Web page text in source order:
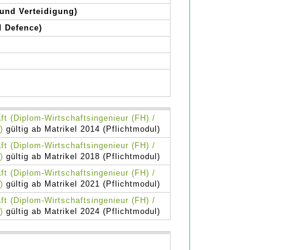
Verteidigung)
Defence)
(Diplom-Wirtschaftsingenieur (FH) /
gültig ab Matrikel 2014 (Pflichtmodul)
(Diplom-Wirtschaftsingenieur (FH) /
gültig ab Matrikel 2018 (Pflichtmodul)
(Diplom-Wirtschaftsingenieur (FH) /
gültig ab Matrikel 2021 (Pflichtmodul)
(Diplom-Wirtschaftsingenieur (FH) /
gültig ab Matrikel 2024 (Pflichtmodul)